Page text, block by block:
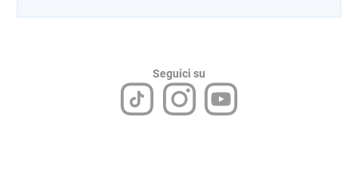
Seguici su